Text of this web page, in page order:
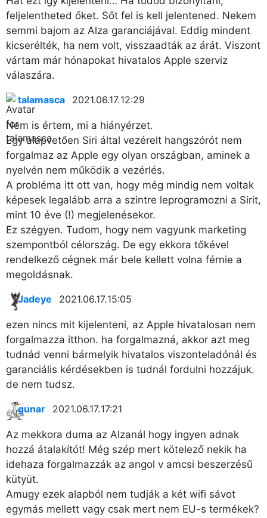
feljelentheted őket. Sőt fel is kell jelentened. Nekem
semmi bajom az Alza garanciájával. Eddig mindent
kicserélték, ha nem volt, visszaadták az árát. Viszont
vártam már hónapokat hivatalos Apple szerviz
válaszára.
talamasca 2021.06.17. 12:29
Nem is értem, mi a hiányérzet.
Egy alapvetően Siri által vezérelt hangszórót nem
forgalmaz az Apple egy olyan országban, aminek a
nyelvén nem működik a vezérlés.
A probléma itt ott van, hogy még mindig nem voltak
képesek legalább arra a szintre leprogramozni a Sirit,
mint 10 éve (!) megjelenésekor.
Ez szégyen. Tudom, hogy nem vagyunk marketing
szempontból célország. De egy ekkora tőkével
rendelkező cégnek már bele kellett volna férnie a
megoldásnak.
Jadeye 2021.06.17. 15:05
ezen nincs mit kijelenteni, az Apple hivatalosan nem
forgalmazza itthon. ha forgalmazná, akkor azt meg
tudnád venni bármelyik hivatalos viszonteladónál és
garanciális kérdésekben is tudnál fordulni hozzájuk.
de nem tudsz.
gunar 2021.06.17. 17:21
Az mekkora duma az Alzanál hogy ingyen adnak
hozzá átalakítót! Még szép mert kötelező nekik ha
idehaza forgalmazzák az angol v amcsi beszerzésű
kütyüt.
Amugy ezek alapból nem tudják a két wifi sávot
egymás mellett vagy csak mert nem EU-s termékek?